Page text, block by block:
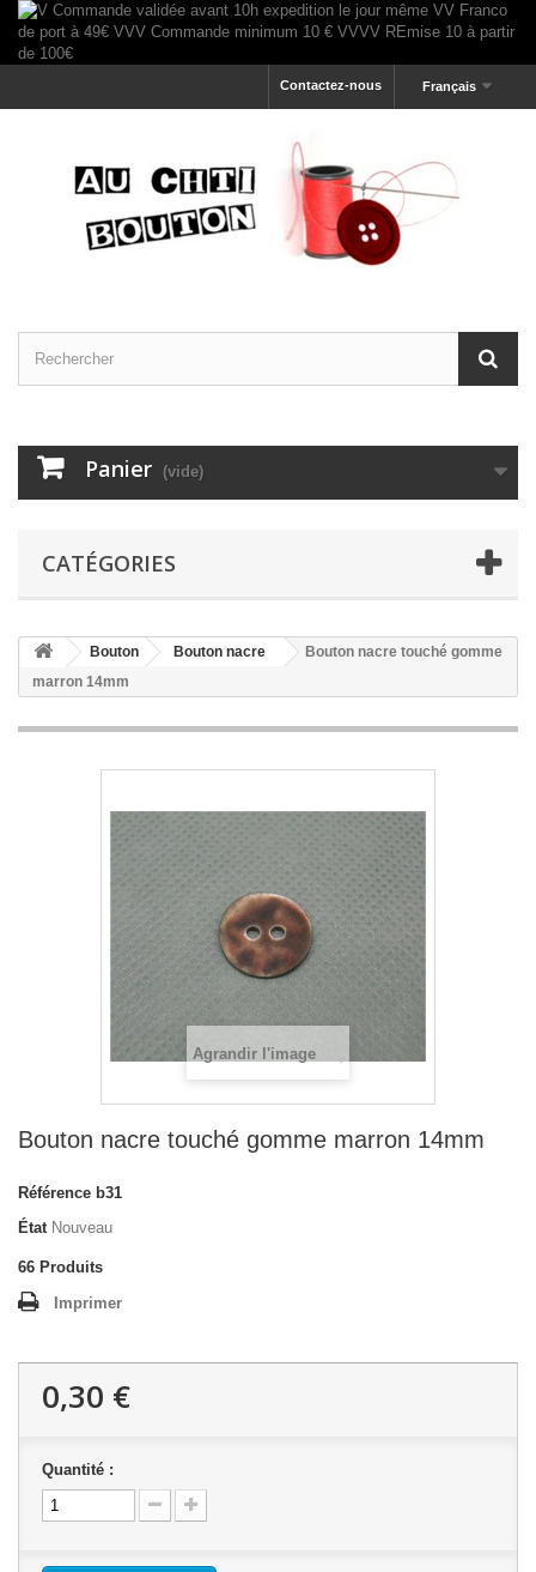
Français
Contactez-nous
Panier (vide)
CATÉGORIES
Bouton Bouton nacre
Bouton nacre touché gomme
marron 14mm
Agrandir l'image
Bouton nacre touché gomme marron 14mm
Référence b31
État Nouveau
66 Produits
Imprimer
0,30 €
Quantité :